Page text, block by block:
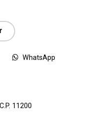
WhatsApp
11200